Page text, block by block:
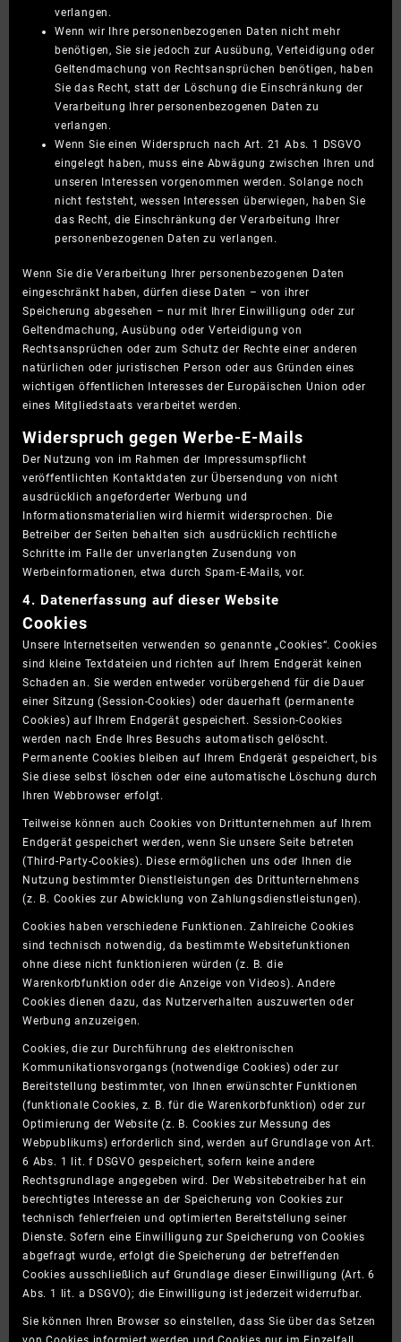
verlangen.
Wenn wir Ihre personenbezogenen Daten nicht mehr
benötigen, Sie sie jedoch zur Ausübung, Verteidigung oder
Geltendmachung von Rechtsansprüchen benötigen, haben
Sie das Recht, statt der Löschung die Einschränkung der
Verarbeitung Ihrer personenbezogenen Daten zu
verlangen.
Wenn Sie einen Widerspruch nach Art. 21 Abs. 1 DSGVO
eingelegt haben, muss eine Abwägung zwischen Ihren und
unseren Interessen vorgenommen werden. Solange noch
nicht feststeht, wessen Interessen überwiegen, haben Sie
das Recht, die Einschränkung der Verarbeitung Ihrer
personenbezogenen Daten zu verlangen.
Wenn Sie die Verarbeitung Ihrer personenbezogenen Daten
eingeschränkt haben, dürfen diese Daten – von ihrer
Speicherung abgesehen – nur mit Ihrer Einwilligung oder zur
Geltendmachung, Ausübung oder Verteidigung von
Rechtsansprüchen oder zum Schutz der Rechte einer anderen
natürlichen oder juristischen Person oder aus Gründen eines
wichtigen öffentlichen Interesses der Europäischen Union oder
eines Mitgliedstaats verarbeitet werden.
Widerspruch gegen Werbe-E-Mails
Der Nutzung von im Rahmen der Impressumspflicht
veröffentlichten Kontaktdaten zur Übersendung von nicht
ausdrücklich angeforderter Werbung und
Informationsmaterialien wird hiermit widersprochen. Die
Betreiber der Seiten behalten sich ausdrücklich rechtliche
Schritte im Falle der unverlangten Zusendung von
Werbeinformationen, etwa durch Spam-E-Mails, vor.
4. Datenerfassung auf dieser Website
Cookies
Unsere Internetseiten verwenden so genannte „Cookies“. Cookies
sind kleine Textdateien und richten auf Ihrem Endgerät keinen
Schaden an. Sie werden entweder vorübergehend für die Dauer
einer Sitzung (Session-Cookies) oder dauerhaft (permanente
Cookies) auf Ihrem Endgerät gespeichert. Session-Cookies
werden nach Ende Ihres Besuchs automatisch gelöscht.
Permanente Cookies bleiben auf Ihrem Endgerät gespeichert, bis
Sie diese selbst löschen oder eine automatische Löschung durch
Ihren Webbrowser erfolgt.
Teilweise können auch Cookies von Drittunternehmen auf Ihrem
Endgerät gespeichert werden, wenn Sie unsere Seite betreten
(Third-Party-Cookies). Diese ermöglichen uns oder Ihnen die
Nutzung bestimmter Dienstleistungen des Drittunternehmens
(z. B. Cookies zur Abwicklung von Zahlungsdienstleistungen).
Cookies haben verschiedene Funktionen. Zahlreiche Cookies
sind technisch notwendig, da bestimmte Websitefunktionen
ohne diese nicht funktionieren würden (z. B. die
Warenkorbfunktion oder die Anzeige von Videos). Andere
Cookies dienen dazu, das Nutzerverhalten auszuwerten oder
Werbung anzuzeigen.
Cookies, die zur Durchführung des elektronischen
Kommunikationsvorgangs (notwendige Cookies) oder zur
Bereitstellung bestimmter, von Ihnen erwünschter Funktionen
(funktionale Cookies, z. B. für die Warenkorbfunktion) oder zur
Optimierung der Website (z. B. Cookies zur Messung des
Webpublikums) erforderlich sind, werden auf Grundlage von Art.
6 Abs. 1 lit. f DSGVO gespeichert, sofern keine andere
Rechtsgrundlage angegeben wird. Der Websitebetreiber hat ein
berechtigtes Interesse an der Speicherung von Cookies zur
technisch fehlerfreien und optimierten Bereitstellung seiner
Dienste. Sofern eine Einwilligung zur Speicherung von Cookies
abgefragt wurde, erfolgt die Speicherung der betreffenden
Cookies ausschließlich auf Grundlage dieser Einwilligung (Art. 6
Abs. 1 lit. a DSGVO); die Einwilligung ist jederzeit widerrufbar.
Sie können Ihren Browser so einstellen, dass Sie über das Setzen